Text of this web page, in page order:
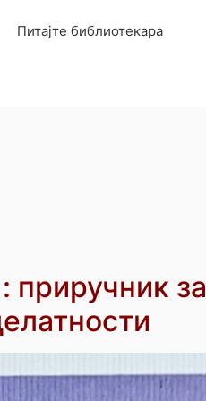
Питајте библиотекара
приручник за